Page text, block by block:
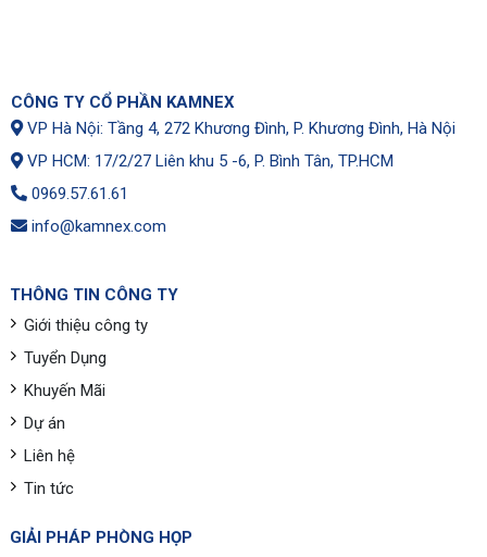
CÔNG TY CỔ PHẦN KAMNEX
VP Hà Nội: Tầng 4, 272 Khương Đình, P. Khương Đình, Hà Nội
VP HCM: 17/2/27 Liên khu 5 -6, P. Bình Tân, TP.HCM
0969.57.61.61
info@kamnex.com
THÔNG TIN CÔNG TY
Giới thiệu công ty
Tuyển Dụng
Khuyến Mãi
Dự án
Liên hệ
Tin tức
GIẢI PHÁP PHÒNG HỌP